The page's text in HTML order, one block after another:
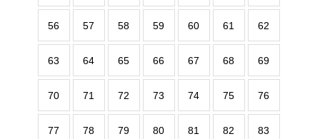
56 57 58 59 60 61 62
63 64 65 66 67 68 69
70 71 72 73 74 75 76
77 78 79 80 81 82 83